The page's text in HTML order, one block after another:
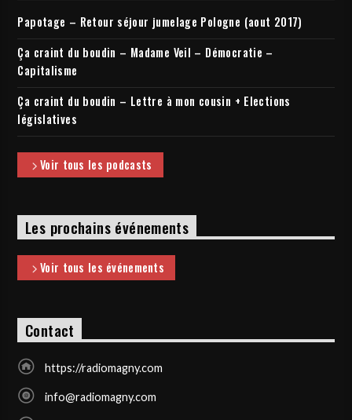
Papotage – Retour séjour jumelage Pologne (aout 2017)
Ça craint du boudin – Madame Veil – Démocratie –
Capitalisme
Ça craint du boudin – Lettre à mon cousin + Elections
législatives
Voir tous les podcasts
Les prochains événements
Voir tous les événements
Contact
https://radiomagny.com
info@radiomagny.com